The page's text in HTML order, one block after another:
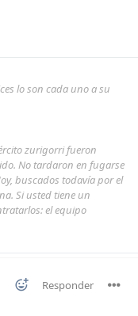
lo son cada uno a su
zurigorri fueron
No tardaron en fugarse
buscados todavía por el
Si usted tiene un
el equipo
Responder